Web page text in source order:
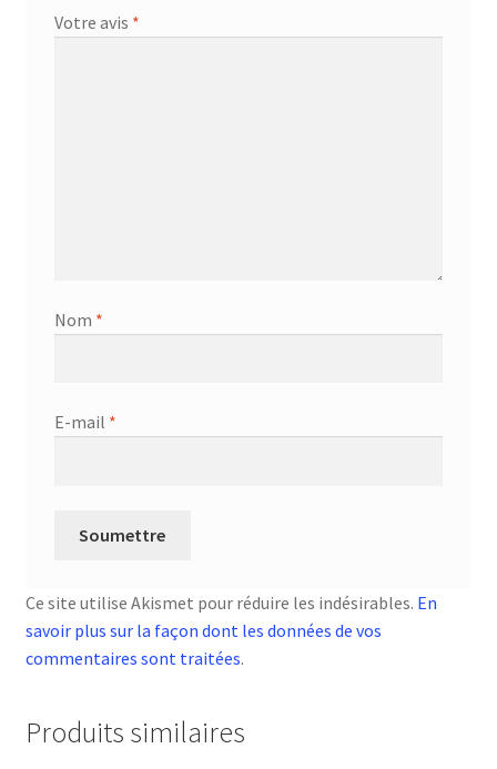
Votre avis *
Nom *
E-mail *
Ce site utilise Akismet pour réduire les indésirables. En
savoir plus sur la façon dont les données de vos
commentaires sont traitées.
Produits similaires